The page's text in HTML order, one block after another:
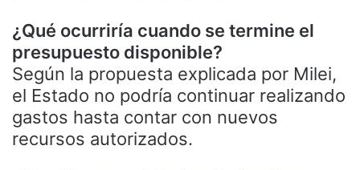
¿Qué ocurriría cuando se termine el
presupuesto disponible?
Según la propuesta explicada por Milei,
el Estado no podría continuar realizando
gastos hasta contar con nuevos
recursos autorizados.